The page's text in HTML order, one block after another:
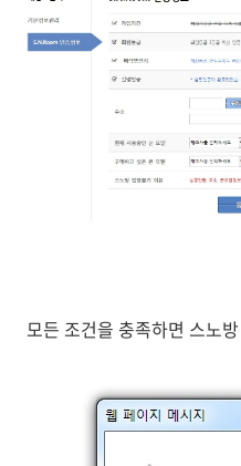
모든 조건을 충족하면 스노